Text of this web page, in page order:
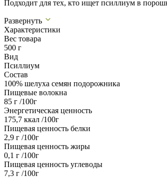
Подходит для тех, кто ищет псиллиум в
Развернуть
Характеристики
Вес товара
500 г
Вид
Псиллиум
Состав
100% шелуха семян подорожника
Пищевые волокна
85 г /100г
Энергетическая ценность
175,7 ккал /100г
Пищевая ценность белки
2,9 г /100г
Пищевая ценность жиры
0,1 г /100г
Пищевая ценность углеводы
7,3 г /100г